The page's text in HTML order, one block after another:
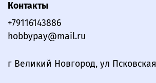
Контакты
+79116143886
hobbypay@mail.ru
г Великий Новгород, ул Псковская